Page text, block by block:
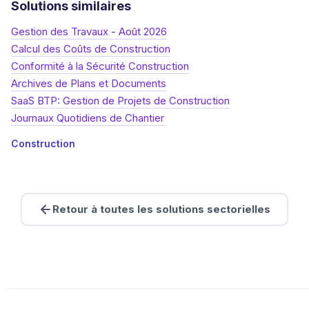
Solutions similaires
Gestion des Travaux - Août 2026
Calcul des Coûts de Construction
Conformité à la Sécurité Construction
Archives de Plans et Documents
SaaS BTP: Gestion de Projets de Construction
Journaux Quotidiens de Chantier
Construction
Retour à toutes les solutions sectorielles